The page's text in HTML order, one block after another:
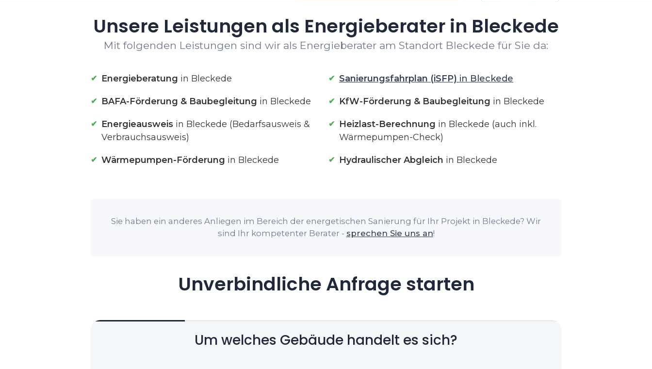
Unsere Leistungen als Energieberater in Bleckede
Mit folgenden Leistungen sind wir als Energieberater am Standort Bleckede für Sie da:
Energieberatung in Bleckede Sanierungsfahrplan (iSFP) in Bleckede
BAFA-Förderung & Baubegleitung in Bleckede KfW-Förderung & Baubegleitung in Bleckede
Energieausweis in Bleckede (Bedarfsausweis &
Verbrauchsausweis)
Heizlast-Berechnung in Bleckede (auch inkl.
Wärmepumpen-Check)
Wärmepumpen-Förderung in Bleckede Hydraulischer Abgleich in Bleckede
Sie haben ein anderes Anliegen im Bereich der energetischen Sanierung für Ihr Projekt in Bleckede? Wir
sind Ihr kompetenter Berater - sprechen Sie uns an!
Unverbindliche Anfrage starten